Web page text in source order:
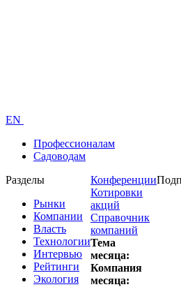
EN
Профессионалам
Садоводам
Разделы
Рынки
Компании
Власть
Технологии
Интервью
Рейтинги
Экология
Конференции
Котировки
акций
Справочник
компаний
Тема
месяца:
Компания
месяца: